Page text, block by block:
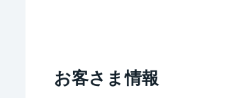
入
力
お客さま情報